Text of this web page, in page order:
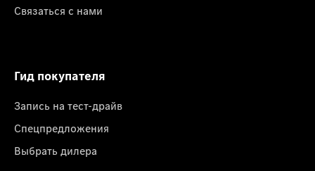
Связаться с нами
Гид покупателя
Запись на тест-драйв
Спецпредложения
Выбрать дилера